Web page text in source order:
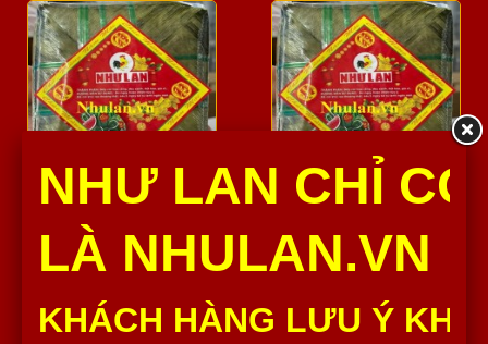
BÁNH CHƯNG 1,2KG
Bánh Chưng Như Lan 1,2Kg
thành phần nguyên liệu đều
được chọn lọc từ những...
Số lượng :
BÁNH CHƯNG 700G
Bánh Chưng Như Lan 700G/cái
thành phần nguyên liệu đều
được chọn lọc từ...
Hết hàng
NHƯ LAN CHỈ
LÀ NHULAN.VN
KHÁCH HÀNG LƯU Ý